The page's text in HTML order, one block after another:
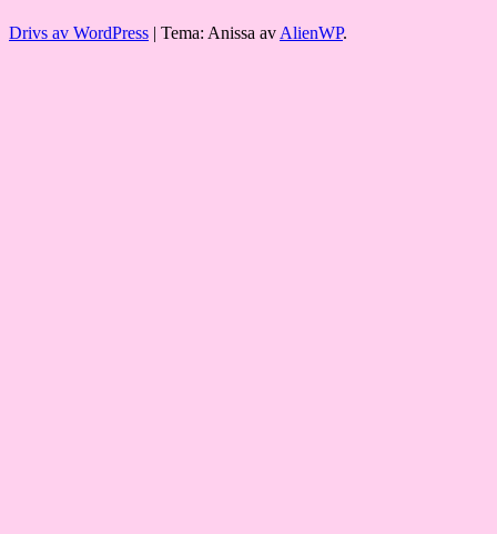
Drivs av WordPress Tema: Anissa avAlienWP.